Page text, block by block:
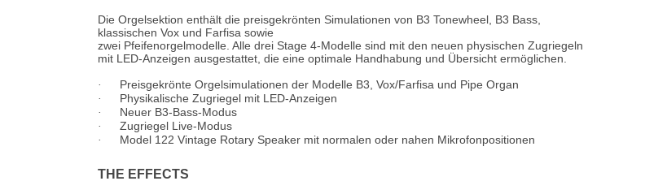
Die Orgelsektion enthält die preisgekrönten Simulationen von B3 Tonewheel, B3 Bass,
klassischen Vox und Farfisa sowie
zwei Pfeifenorgelmodelle. Alle drei Stage 4-Modelle sind mit den neuen physischen Zugriegeln
mit LED-Anzeigen ausgestattet, die eine optimale Handhabung und Übersicht ermöglichen.
· Preisgekrönte Orgelsimulationen der Modelle B3, Vox/Farfisa und Pipe Organ
· Physikalische Zugriegel mit LED-Anzeigen
· Neuer B3-Bass-Modus
· Zugriegel Live-Modus
· Model 122 Vintage Rotary Speaker mit normalen oder nahen Mikrofonpositionen
THE EFFECTS